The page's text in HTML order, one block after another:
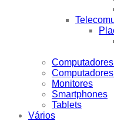
Monitores
Smartphones
Tablets
Vários